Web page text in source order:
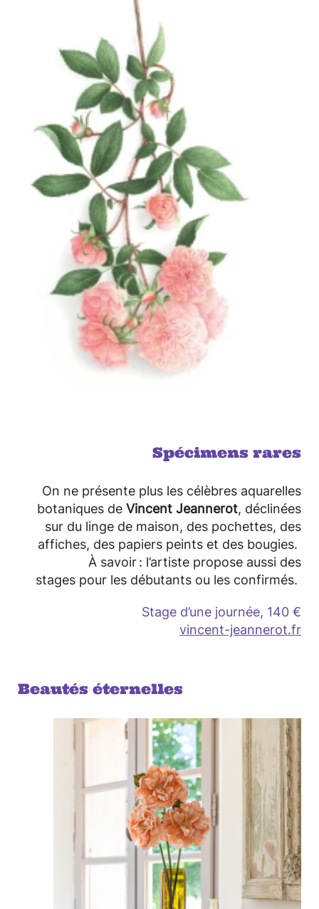
Spécimens rares
On ne présente plus les célèbres aquarelles
botaniques de Vincent Jeannerot, déclinées
sur du linge de maison, des pochettes, des
affiches, des papiers peints et des bougies.
À savoir : l’artiste propose aussi des
stages pour les débutants ou les confirmés.
Stage d’une journée, 140 €
vincent-jeannerot.fr
Beautés éternelles